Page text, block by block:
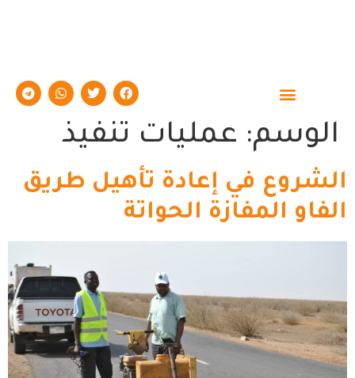
الوسم: عمليات تنفيذ
الشروع في إعادة تأهيل طريق
الفاو المفازة الحواتة